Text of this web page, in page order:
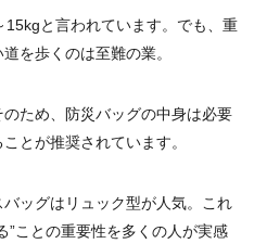
と言われています。でも、重
を歩くのは至難の業。
ため、防災バッグの中身は必要
とが推奨されています。
ッグはリュック型が人気。これ
”ことの重要性を多くの人が実感